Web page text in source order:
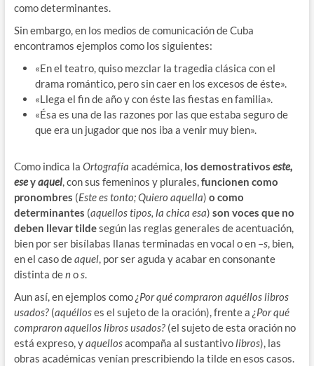
como determinantes.
Sin embargo, en los medios de comunicación de Cuba
encontramos ejemplos como los siguientes:
«En el teatro, quiso mezclar la tragedia clásica con el
drama romántico, pero sin caer en los excesos de éste».
«Llega el fin de año y con éste las fiestas en familia».
«Ésa es una de las razones por las que estaba seguro de
que era un jugador que nos iba a venir muy bien».
Como indica la Ortografía académica, los demostrativos este,
eseyaquel, con sus femeninos y plurales,funcionen como
pronombres (Este es tonto; Quiero aquella) o como
determinantes (aquellos tipos, la chica esa) son voces que no
deben llevar tildesegún las reglas generales de acentuación,
bien por ser bisílabas llanas terminadas en vocal o en –s, bien,
en el caso deaquel, por ser aguda y acabar en consonante
distinta denos.
Aun así, en ejemplos como¿Por qué compraron aquéllos libros
usados?(aquélloses el sujeto de la oración), frente a ¿Por qué
compraron aquellos libros usados?(el sujeto de esta oración no
está expreso, yaquellosacompaña al sustantivolibros), las
obras académicas venían prescribiendo la tilde en esos casos.